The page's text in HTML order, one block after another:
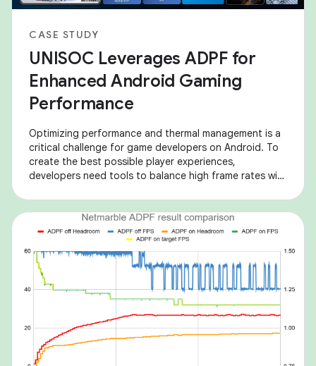
CASE STUDY
UNISOC Leverages ADPF for
Enhanced Android Gaming
Performance
Optimizing performance and thermal management is a
critical challenge for game developers on Android. To
create the best possible player experiences,
developers need tools to balance high frame rates with